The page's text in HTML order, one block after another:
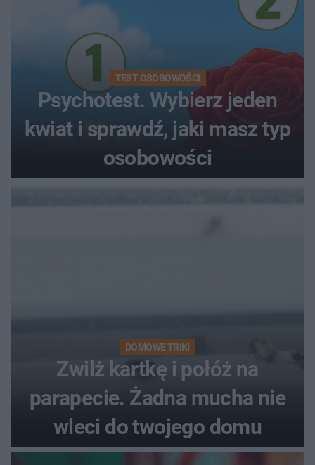
TEST OSOBOWOŚCI
Psychotest. Wybierz jeden
kwiat i sprawdź, jaki masz typ
osobowości
DOMOWE TRIKI
Zwilż kartkę i połóż na
parapecie. Żadna mucha nie
wleci do twojego domu